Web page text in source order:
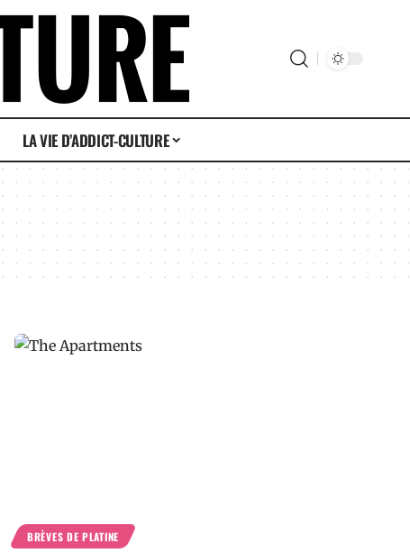
LA VIE D’ADDICT-CULTURE
BRÈVES DE PLATINE